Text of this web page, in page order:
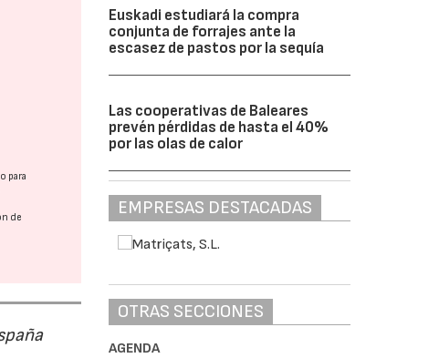
para
de
Euskadi estudiará la compra
conjunta de forrajes ante la
escasez de pastos por la sequía
Las cooperativas de Baleares
prevén pérdidas de hasta el 40%
por las olas de calor
EMPRESAS DESTACADAS
OTRAS SECCIONES
AGENDA